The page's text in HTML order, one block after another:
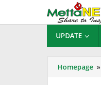
konten
UPDATE
Homepage »